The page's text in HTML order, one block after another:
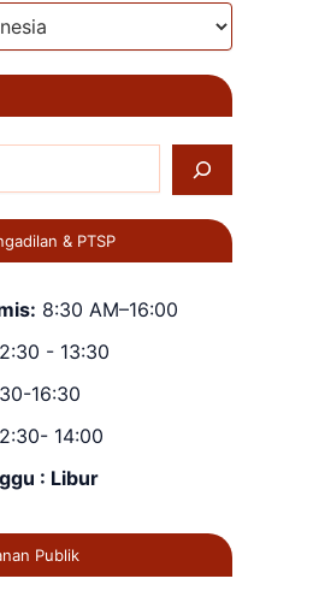
& PTSP
8:30 AM–16:00
- 13:30
16:30
14:00
: Libur
Publik